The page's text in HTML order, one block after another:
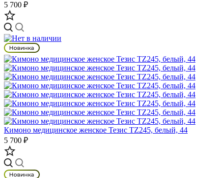
5 700 ₽
Кимоно медицинское женское Тезис TZ245, белый, 44
5 700 ₽